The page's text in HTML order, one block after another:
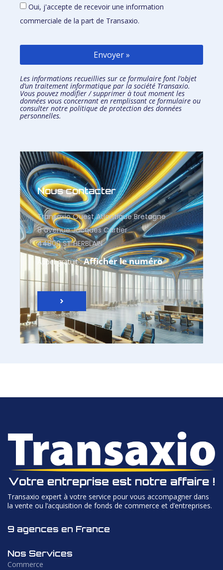
Oui, j'accepte de recevoir une information
commerciale de la part de Transaxio.
Envoyer »
Les informations recueillies sur ce formulaire font l’objet
d’un traitement informatique par la société Transaxio.
Vous pouvez modifier / supprimer à tout moment les
données vous concernant en remplissantce formulaire ou
consulter notrepolitique de protection des données
personnelles.
Nous contacter
Transaxio Ouest Atlantique Bretagne
8 avenue Jacques Cartier
44800 ST HERBLAIN
Appel gratuit :Afficher le numéro
Transaxio expert à votre service pour vous accompagner dans
la vente ou l’acquisition de fonds de commerce et d’entreprises.
9 agences en France
Nos Services
Commerce